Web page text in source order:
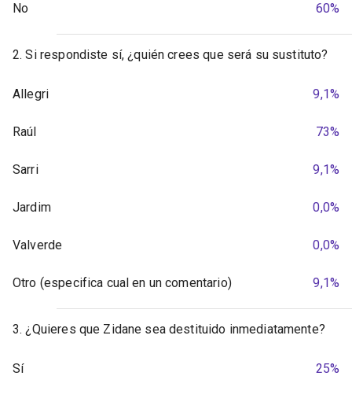
No 60%
2. Si respondiste sí, ¿quién crees que será su sustituto?
Allegri 9,1%
Raúl 73%
Sarri 9,1%
Jardim 0,0%
Valverde 0,0%
Otro (especifica cual en un comentario) 9,1%
3. ¿Quieres que Zidane sea destituido inmediatamente?
Sí 25%